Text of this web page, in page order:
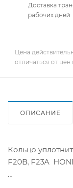
Доставка
рабочих дней
Цена
отличаться от
ОПИСАНИЕ
Кольцо
F20B, F23A